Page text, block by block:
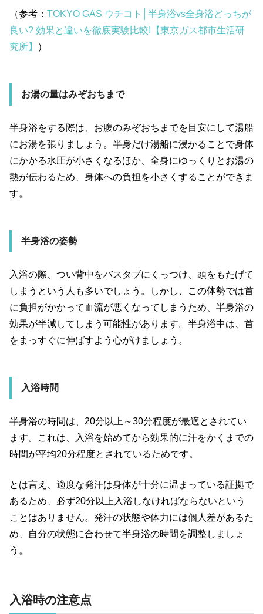
（参考： TOKYO GAS ウチコト│半身浴vs全身浴どっちが
良い? 効果と違いを徹底実験比較!【東京ガス都市生活研
究所】
）
お湯の量はみぞおちまで
半身浴をする際は、お腹のみぞおちまでを目安にして湯船
にお湯を張りましょう。半身だけ湯船に浸かることで身体
にかかる水圧が小さくなるほか、全身にゆっくりとお湯の
熱が伝わるため、身体への負担を小さくすることができま
す。
半身浴の姿勢
入浴の際、つい背中をバスタブにくっつけ、頭をもたげて
しまうという人も多いでしょう。しかし、この体勢では首
に負担がかかって血流が悪くなってしまうため、半身浴の
効果が半減してしまう可能性があります。半身浴中は、首
をまっすぐに伸ばすよう心がけましょう。
入浴時間
半身浴の時間は、20分以上～30分程度が最適とされてい
ます。これは、入浴を始めてから効果的に汗をかくまでの
時間が平均20分程度とされているためです。
とは言え、適度な発汗は身体が十分に温まっている証拠で
あるため、必ず20分以上入浴しなければならないという
ことはありません。発汗の状態や体力には個人差があるた
め、自分の状態に合わせて半身浴の時間を調整しましょ
う。
入浴時の注意点